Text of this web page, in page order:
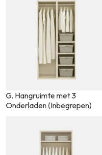
G. Hangruimte met 3
Onderladen (Inbegrepen)